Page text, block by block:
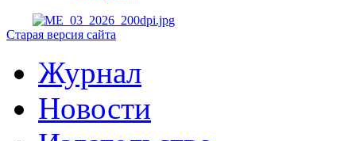
Старая версия сайта
Журнал
Новости